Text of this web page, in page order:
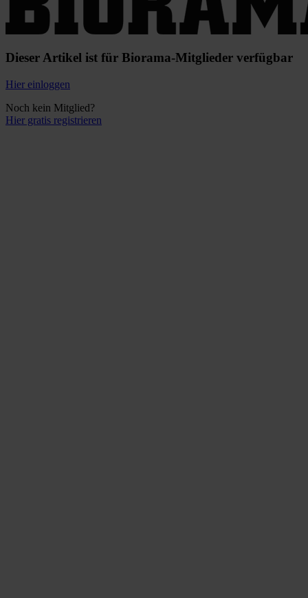
Dieser Artikel ist für Biorama-Mitglieder verfügbar
Hier einloggen
Noch kein Mitglied?
Hier gratis registrieren